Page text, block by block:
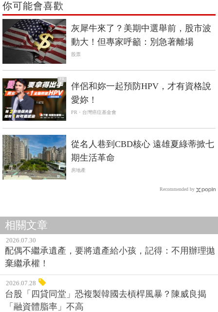
你可能會喜歡
灰犀牛來了？美期中選舉前，股市波
動大！但專家呼籲：別急著離場
股票
PR
伴侶和妳一起預防HPV，才有資格說
愛妳！
PR・台灣癌症基金會
從名人巷到CBD核心 遠雄夏綠蒂掀七
期生活革命
房地產
Recommended by
相關文章
2026.07.30
配偶不繼承遺產，要將遺產給小孩，記得：不用辦理拋
棄繼承權！
2026.07.28
台股「四貸同堂」恐複製韓國去槓桿風暴？陳威良揭
「融資體脂率」不高